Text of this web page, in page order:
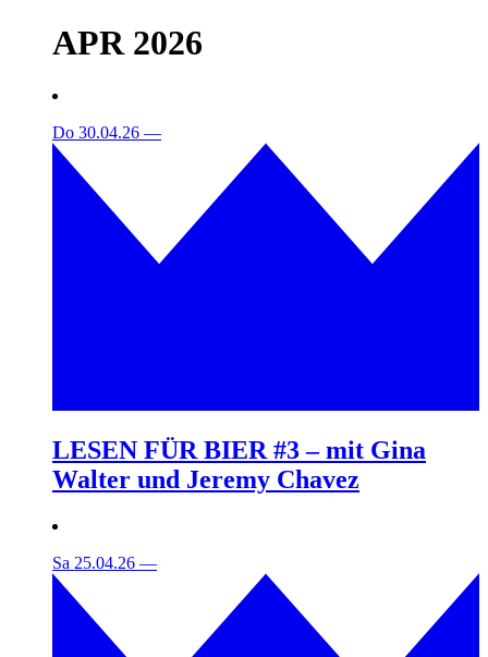
APR 2026
Do 30.04.26 —
LESEN FÜR BIER #3 – mit Gina
Walter und Jeremy Chavez
Sa 25.04.26 —